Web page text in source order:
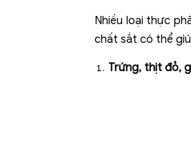
Nhiều loại thực
chất sắt có thể
Trứng, thịt đỏ,